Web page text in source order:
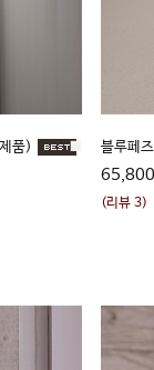
품) ■ 블루페
(리뷰 3)